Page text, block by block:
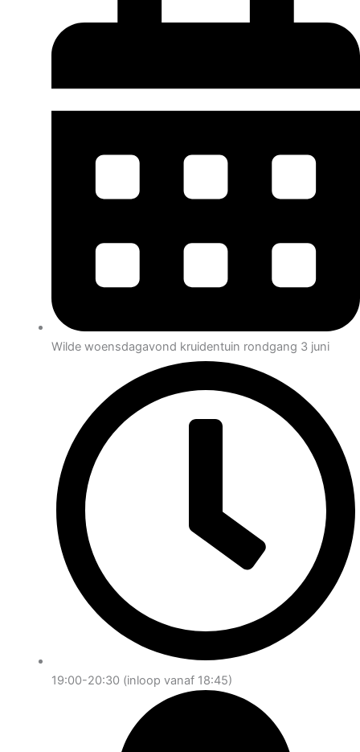
Wilde woensdagavond kruidentuin rondgang 3 juni
19:00-20:30 (inloop vanaf 18:45)